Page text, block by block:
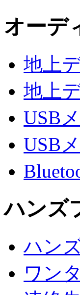
オーデ
地上
地上
USB
USB
ハンズ
ハン
ワン